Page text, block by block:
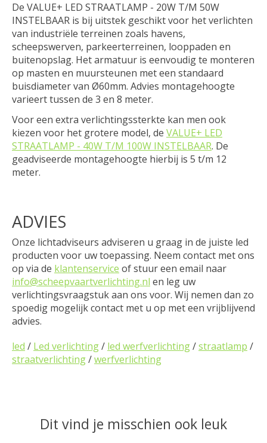
De VALUE+ LED STRAATLAMP - 20W T/M 50W
INSTELBAAR is bij uitstek geschikt voor het verlichten
van industriële terreinen zoals havens,
scheepswerven, parkeerterreinen, looppaden en
buitenopslag. Het armatuur is eenvoudig te monteren
op masten en muursteunen met een standaard
buisdiameter van Ø60mm. Advies montagehoogte
varieert tussen de 3 en 8 meter.
Voor een extra verlichtingssterkte kan men ook
kiezen voor het grotere model, de VALUE+ LED
STRAATLAMP - 40W T/M 100W INSTELBAAR. De
geadviseerde montagehoogte hierbij is 5 t/m 12
meter.
ADVIES
Onze lichtadviseurs adviseren u graag in de juiste led
producten voor uw toepassing. Neem contact met ons
op via de klantenservice of stuur een email naar
info@scheepvaartverlichting.nl en leg uw
verlichtingsvraagstuk aan ons voor. Wij nemen dan zo
spoedig mogelijk contact met u op met een vrijblijvend
advies.
led / Led verlichting/ led werfverlichting/straatlamp /
straatverlichting/werfverlichting
Dit vind je misschien ook leuk